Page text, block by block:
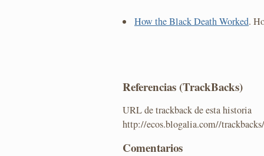
How the Black Death Worked.
Referencias (TrackBacks)
URL de trackback de esta historia
http://ecos.blogalia.com//
Comentarios